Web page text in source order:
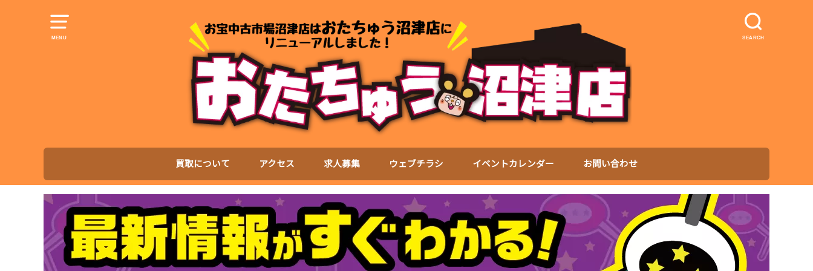
MENU SEARCH
買取について アクセス 求人募集 ウェブチラシ イベントカレンダー お問い合わせ